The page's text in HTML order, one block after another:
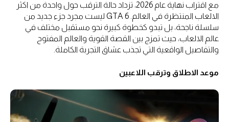
مع اقتراب نهاية عام 2026، تزداد حالة الترقب حول واحدة من اكثر
الالعاب المنتظرة في العالم. GTA 6 ليست مجرد جزء جديد من
سلسلة ناجحة، بل تبدو كخطوة كبيرة نحو مستقبل مختلف في
عالم الالعاب، حيث تمزج بين القصة القوية والعالم المفتوح
والتفاصيل الواقعية التي تجذب عشاق التجربة الكاملة.
موعد الاطلاق وترقب اللاعبين